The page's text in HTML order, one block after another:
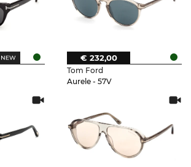
Tom Ford
Aurele - 57V
€ 232,00